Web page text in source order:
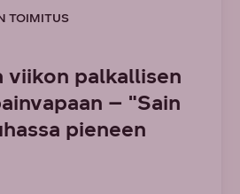
TOIMITUS
viikon palkallisen
– "Sain
pieneen